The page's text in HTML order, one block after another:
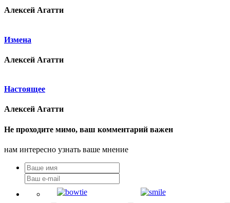
Алексей Агатти
Измена
Алексей Агатти
Настоящее
Алексей Агатти
Не проходите мимо, ваш комментарий важен
нам интересно узнать ваше мнение